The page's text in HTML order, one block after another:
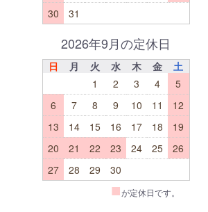
30
31
2026年9月の定休日
日 月 火 水 木 金
土
1
2 3 4
5
6
7 8 9 10 11
12
13
14 15 16 17 18
19
20
21 22 23 24 25
26
27
28 29 30
■が定休日です。